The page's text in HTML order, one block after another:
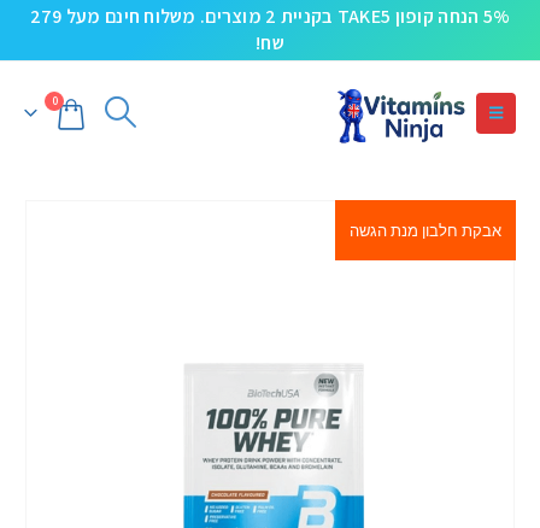
5% הנחה קופון TAKE5 בקניית 2 מוצרים. משלוח חינם מעל 279
שח!
0
אבקת חלבון מנת הגשה